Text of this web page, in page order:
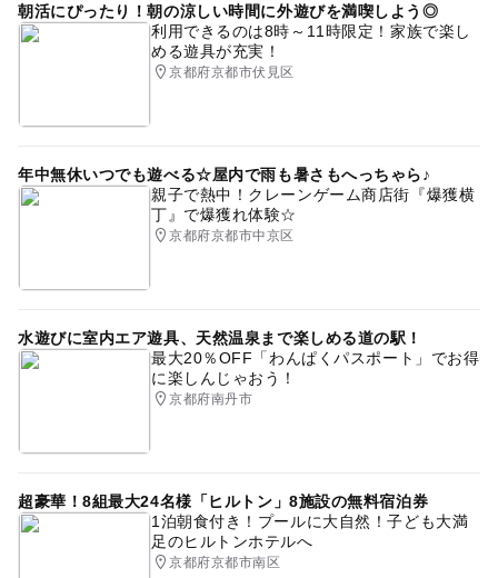
朝活にぴったり！朝の涼しい時間に外遊びを満喫しよう◎
利用できるのは8時～11時限定！家族で楽し
める遊具が充実！
京都府京都市伏見区
年中無休いつでも遊べる☆屋内で雨も暑さもへっちゃら♪
親子で熱中！クレーンゲーム商店街『爆獲横
丁』で爆獲れ体験☆
京都府京都市中京区
水遊びに室内エア遊具、天然温泉まで楽しめる道の駅！
最大20％OFF「わんぱくパスポート」でお得
に楽しんじゃおう！
京都府南丹市
超豪華！8組最大24名様「ヒルトン」8施設の無料宿泊券
1泊朝食付き！プールに大自然！子ども大満
足のヒルトンホテルへ
京都府京都市南区